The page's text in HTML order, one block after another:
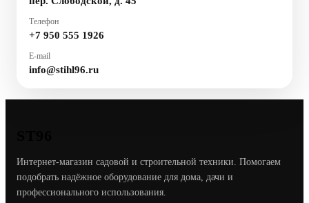
Телефон
+7 950 555 1926
E-mail
info@stihl96.ru
Интернет-магазин садовой и строительной техники. Помогаем
подобрать надёжное оборудование для дома, дачи и
профессионального использования.